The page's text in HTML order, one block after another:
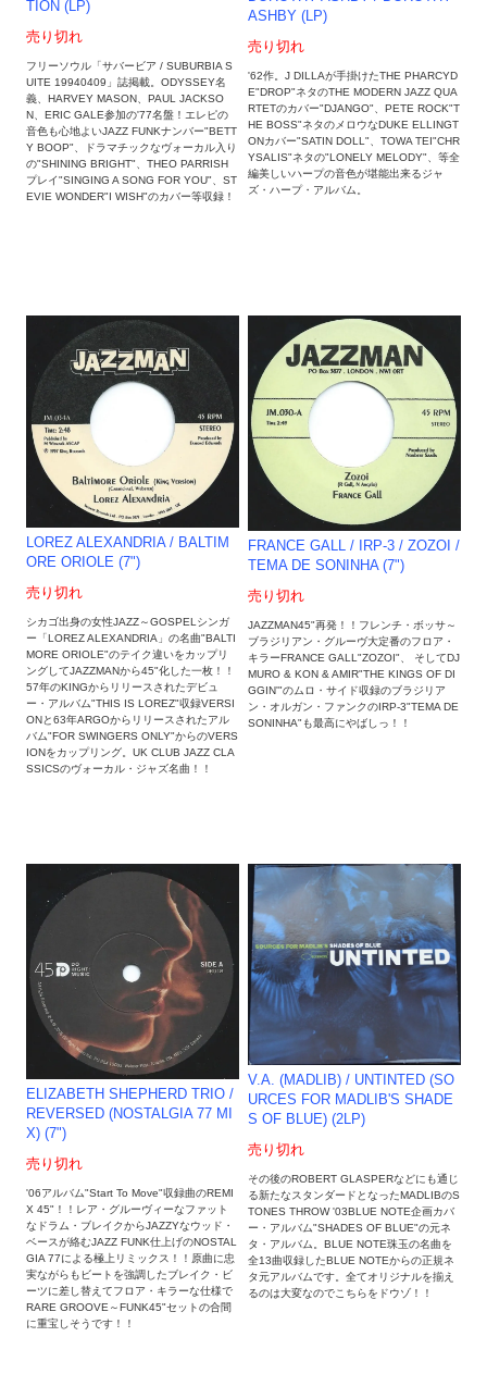
TION (LP)
売り切れ
フリーソウル「サバービア / SUBURBIA S
UITE 19940409」誌掲載。ODYSSEY名
義、HARVEY MASON、PAUL JACKSO
N、ERIC GALE参加の'77名盤！エレピの
音色も心地よいJAZZ FUNKナンバー"BETT
Y BOOP"、ドラマチックなヴォーカル入り
の"SHINING BRIGHT"、THEO PARRISH
プレイ"SINGING A SONG FOR YOU"、ST
EVIE WONDER"I WISH"のカバー等収録！
ASHBY (LP)
売り切れ
'62作。J DILLAが手掛けたTHE PHARCYD
E"DROP"ネタのTHE MODERN JAZZ QUA
RTETのカバー"DJANGO"、PETE ROCK"T
HE BOSS"ネタのメロウなDUKE ELLINGT
ONカバー"SATIN DOLL"、TOWA TEI"CHR
YSALIS"ネタの"LONELY MELODY"、等全
編美しいハープの音色が堪能出来るジャ
ズ・ハープ・アルバム。
LOREZ ALEXANDRIA ‎/ BALTIM
ORE ORIOLE (7")
売り切れ
シカゴ出身の女性JAZZ～GOSPELシンガ
ー「LOREZ ALEXANDRIA」の名曲"BALTI
MORE ORIOLE"のテイク違いをカップリ
ングしてJAZZMANから45"化した一枚！！
57年のKINGからリリースされたデビュ
ー・アルバム"THIS IS LOREZ"収録VERSI
ONと63年ARGOからリリースされたアル
バム"FOR SWINGERS ONLY"からのVERS
IONをカップリング。UK CLUB JAZZ CLA
SSICSのヴォーカル・ジャズ名曲！！
FRANCE GALL / IRP-3 ‎/ ZOZOI /
TEMA DE SONINHA (7")
売り切れ
JAZZMAN45"再発！！フレンチ・ボッサ～
ブラジリアン・グルーヴ大定番のフロア・
キラーFRANCE GALL"ZOZOI"、 そしてDJ
MURO & KON & AMIR"THE KINGS OF DI
GGIN'"のムロ・サイド収録のブラジリア
ン・オルガン・ファンクのIRP-3"TEMA DE
SONINHA"も最高にやばしっ！！
ELIZABETH SHEPHERD TRIO ‎/
REVERSED (NOSTALGIA 77 MI
X) (7")
売り切れ
'06アルバム"Start To Move"収録曲のREMI
X 45"！！レア・グルーヴィーなファット
なドラム・ブレイクからJAZZYなウッド・
ベースが絡むJAZZ FUNK仕上げのNOSTAL
GIA 77による極上リミックス！！原曲に忠
実ながらもビートを強調したブレイク・ビ
ーツに差し替えてフロア・キラーな仕様で
RARE GROOVE～FUNK45"セットの合間
に重宝しそうです！！
V.A. (MADLIB) / UNTINTED (SO
URCES FOR MADLIB'S SHADE
S OF BLUE) (2LP)
売り切れ
その後のROBERT GLASPERなどにも通じ
る新たなスタンダードとなったMADLIBのS
TONES THROW '03BLUE NOTE企画カバ
ー・アルバム"SHADES OF BLUE"の元ネ
タ・アルバム。BLUE NOTE珠玉の名曲を
全13曲収録したBLUE NOTEからの正規ネ
タ元アルバムです。全てオリジナルを揃え
るのは大変なのでこちらをドウゾ！！